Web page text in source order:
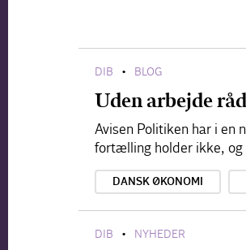
DIB • BLOG
Uden arbejde
Avisen Politiken har i en
fortælling holder ikke,
DANSK ØKONOMI
DIB • NYHEDER